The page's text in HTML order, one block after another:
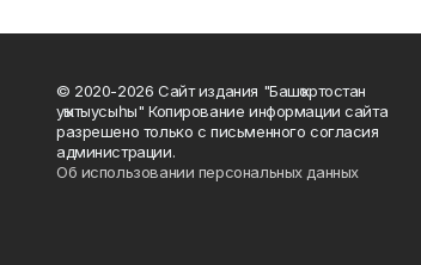
© 2020-2026 Сайт издания "Башҡортостан
уҡытыусыһы" Копирование информации сайта
разрешено только с письменного согласия
администрации.
Об использовании персональных данных